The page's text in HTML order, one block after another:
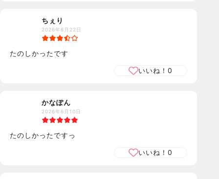
ちぇり
2026年6月22日
たのしかったです
いいね！0
かなぽん
2026年6月10日
たのしかったですっ
いいね！0